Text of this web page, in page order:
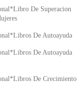
De Superacion
De Autoayuda
De Autoayuda
De Crecimiento